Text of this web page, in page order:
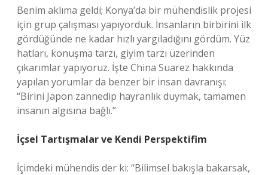
Benim aklıma geldi; Konya’da bir mühendislik projesi
için grup çalışması yapıyorduk. İnsanların birbirini ilk
gördüğünde ne kadar hızlı yargıladığını gördüm. Yüz
hatları, konuşma tarzı, giyim tarzı üzerinden
çıkarımlar yapıyoruz. İşte China Suarez hakkında
yapılan yorumlar da benzer bir insan davranışı:
“Birini Japon zannedip hayranlık duymak, tamamen
insanın algısına bağlı.”
İçsel Tartışmalar ve Kendi Perspektifim
İçimdeki mühendis der ki: “Bilimsel bakışla bakarsak,